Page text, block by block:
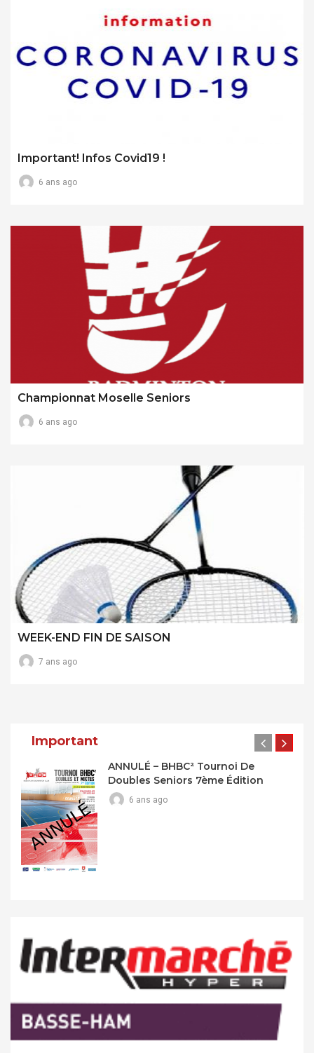
Important! Infos Covid19 !
6 ans ago
Championnat Moselle Seniors
6 ans ago
WEEK-END FIN DE SAISON
7 ans ago
Important
ANNULÉ – BHBC² Tournoi De
Doubles Seniors 7ème Édition
6 ans ago